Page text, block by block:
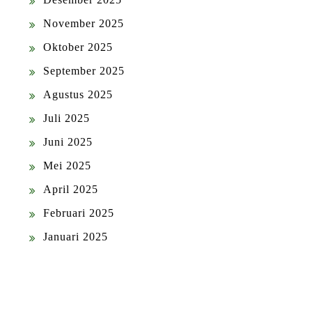
November 2025
Oktober 2025
September 2025
Agustus 2025
Juli 2025
Juni 2025
Mei 2025
April 2025
Februari 2025
Januari 2025